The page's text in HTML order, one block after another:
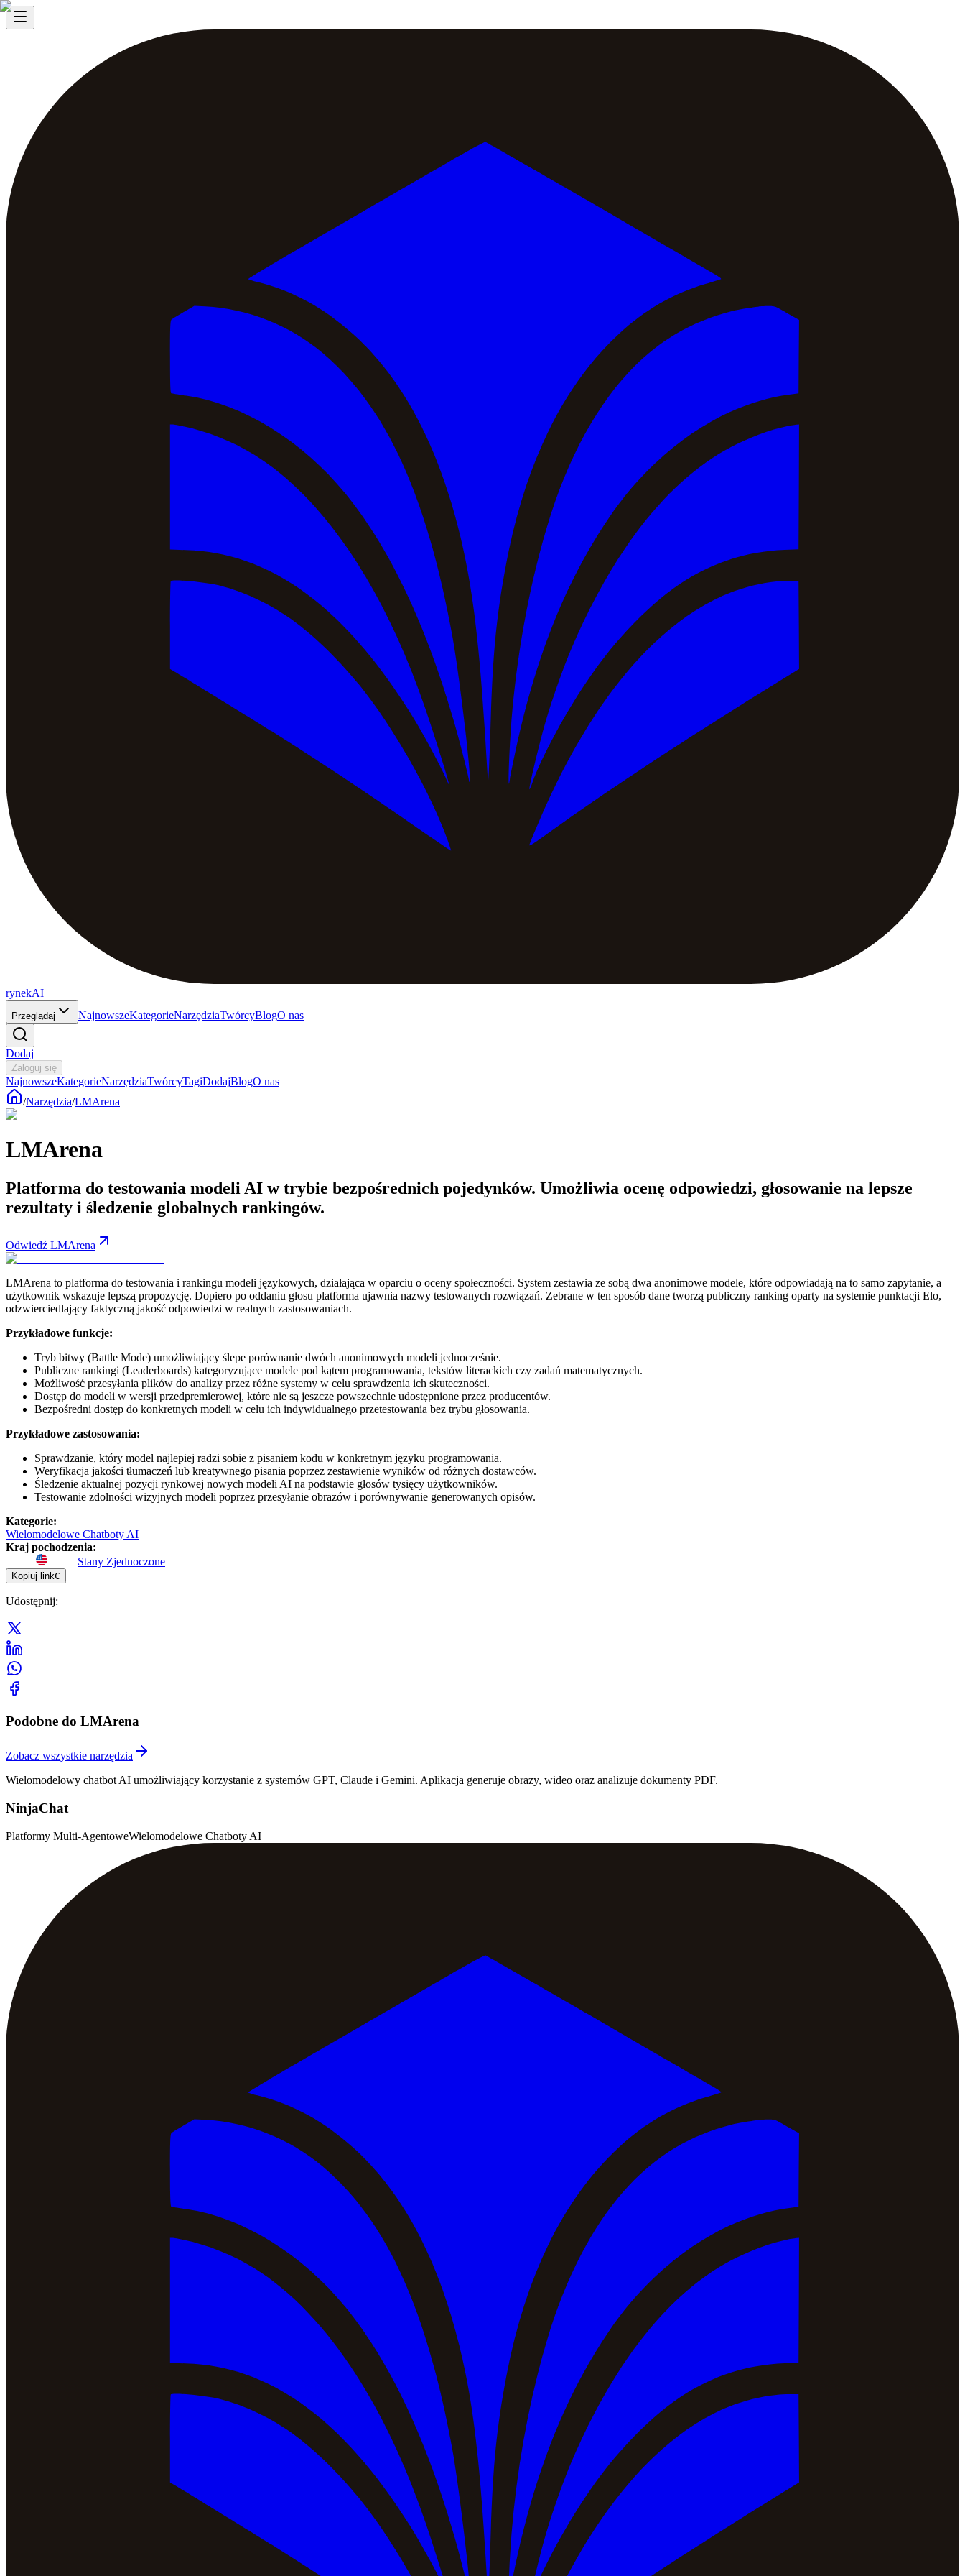
rynekAI
Przeglądaj NajnowszeKategorieNarzędziaTwórcyBlogO nas
Dodaj
Zaloguj się
NajnowszeKategorieNarzędziaTwórcyTagiDodajBlogO nas
/Narzędzia/LMArena
LMArena
Platforma do testowania modeli AI w trybie bezpośrednich pojedynków. Umożliwia ocenę odpowiedzi, głosowanie na lepsze
rezultaty i śledzenie globalnych rankingów.
Odwiedź LMArena
LMArena to platforma do testowania i rankingu modeli językowych, działająca w oparciu o oceny społeczności. System zestawia ze sobą dwa anonimowe modele, które odpowiadają na to samo zapytanie, a
użytkownik wskazuje lepszą propozycję. Dopiero po oddaniu głosu platforma ujawnia nazwy testowanych rozwiązań. Zebrane w ten sposób dane tworzą publiczny ranking oparty na systemie punktacji Elo,
odzwierciedlający faktyczną jakość odpowiedzi w realnych zastosowaniach.
Przykładowe funkcje:
Tryb bitwy (Battle Mode) umożliwiający ślepe porównanie dwóch anonimowych modeli jednocześnie.
Publiczne rankingi (Leaderboards) kategoryzujące modele pod kątem programowania, tekstów literackich czy zadań matematycznych.
Możliwość przesyłania plików do analizy przez różne systemy w celu sprawdzenia ich skuteczności.
Dostęp do modeli w wersji przedpremierowej, które nie są jeszcze powszechnie udostępnione przez producentów.
Bezpośredni dostęp do konkretnych modeli w celu ich indywidualnego przetestowania bez trybu głosowania.
Przykładowe zastosowania:
Sprawdzanie, który model najlepiej radzi sobie z pisaniem kodu w konkretnym języku programowania.
Weryfikacja jakości tłumaczeń lub kreatywnego pisania poprzez zestawienie wyników od różnych dostawców.
Śledzenie aktualnej pozycji rynkowej nowych modeli AI na podstawie głosów tysięcy użytkowników.
Testowanie zdolności wizyjnych modeli poprzez przesyłanie obrazów i porównywanie generowanych opisów.
Kategorie:
Wielomodelowe Chatboty AI
Kraj pochodzenia:
Stany Zjednoczone
Kopiuj linkC
Udostępnij:
Podobne do LMArena
Zobacz wszystkie narzędzia
Wielomodelowy chatbot AI umożliwiający korzystanie z systemów GPT, Claude i Gemini. Aplikacja generuje obrazy, wideo oraz analizuje dokumenty PDF.
NinjaChat
Platformy Multi-AgentoweWielomodelowe Chatboty AI